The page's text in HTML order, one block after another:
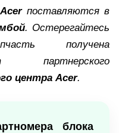
Acerпоставляются в
. Остерегайтесь
получена
партнерского
центра Acer.
блока